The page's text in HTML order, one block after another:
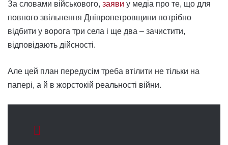
За словами військового, заяви у медіа про те, що для
повного звільнення Дніпропетровщини потрібно
відбити у ворога три села і ще два – зачистити,
відповідають дійсності.
Але цей план передусім треба втілити не тільки на
папері, а й в жорстокій реальності війни.